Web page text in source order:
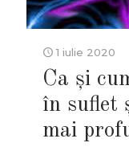
1 iulie 2020
Ca și
în suflet
mai